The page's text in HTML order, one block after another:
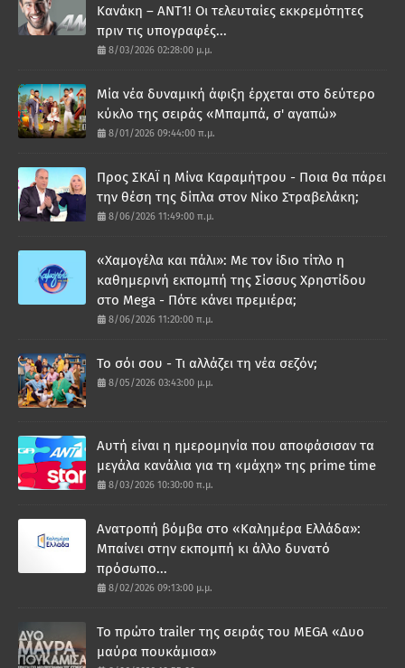
Κανάκη – ΑΝΤ1! Οι τελευταίες εκκρεμότητες
πριν τις υπογραφές...
8/03/2026 02:28:00 μ.μ.
Μία νέα δυναμική άφιξη έρχεται στο δεύτερο
κύκλο της σειράς «Μπαμπά, σ' αγαπώ»
8/01/2026 09:44:00 π.μ.
Προς ΣΚΑΪ η Μίνα Καραμήτρου - Ποια θα πάρει
την θέση της δίπλα στον Νίκο Στραβελάκη;
8/06/2026 11:49:00 π.μ.
«Χαμογέλα και πάλι»: Με τον ίδιο τίτλο η
καθημερινή εκπομπή της Σίσσυς Χρηστίδου
στο Mega - Πότε κάνει πρεμιέρα;
8/06/2026 11:20:00 π.μ.
Το σόι σου - Τι αλλάζει τη νέα σεζόν;
8/05/2026 03:43:00 μ.μ.
Αυτή είναι η ημερομηνία που αποφάσισαν τα
μεγάλα κανάλια για τη «μάχη» της prime time
8/03/2026 10:30:00 π.μ.
Ανατροπή βόμβα στο «Καλημέρα Ελλάδα»:
Μπαίνει στην εκπομπή κι άλλο δυνατό
πρόσωπο...
8/02/2026 09:13:00 μ.μ.
Το πρώτο trailer της σειράς του MEGA «Δυο
μαύρα πουκάμισα»